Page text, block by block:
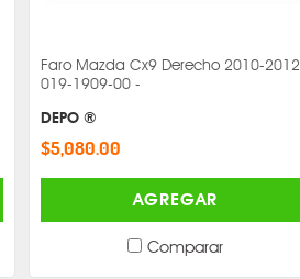
Faro Mazda Cx9 Derecho 2010-2012
019-1909-00 -
DEPO ®
$5,080.00
AGREGAR
Comparar